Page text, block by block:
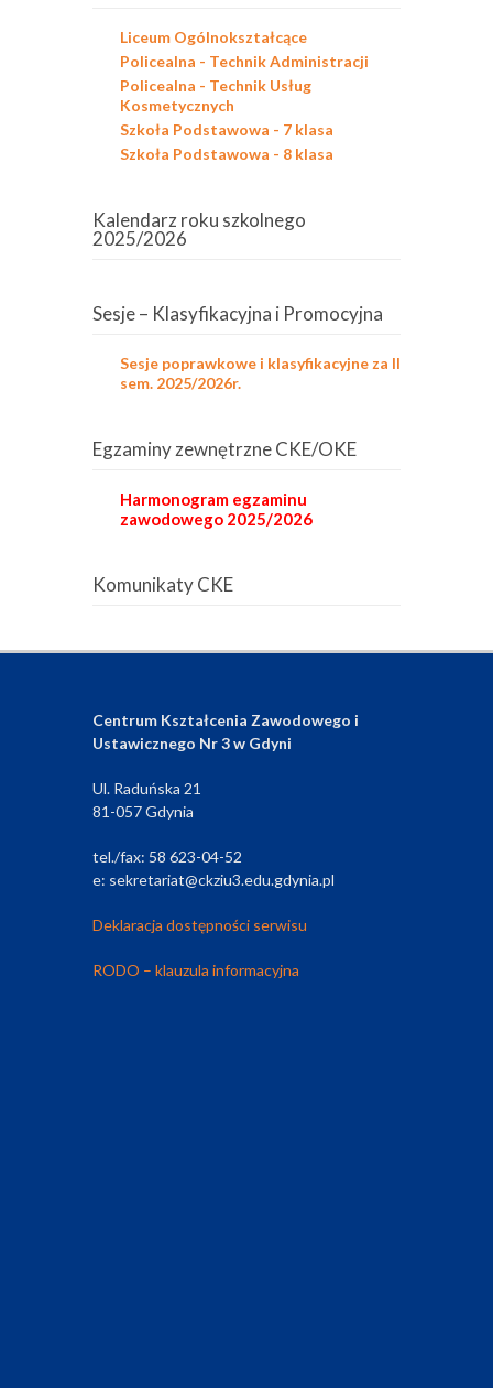
Liceum Ogólnokształcące
Policealna - Technik Administracji
Policealna - Technik Usług
Kosmetycznych
Szkoła Podstawowa - 7 klasa
Szkoła Podstawowa - 8 klasa
Kalendarz roku szkolnego
2025/2026
Sesje – Klasyfikacyjna i Promocyjna
Sesje poprawkowe i klasyfikacyjne za II
sem. 2025/2026r.
Egzaminy zewnętrzne CKE/OKE
Harmonogram egzaminu
zawodowego 2025/2026
Komunikaty CKE
Centrum Kształcenia Zawodowego i
Ustawicznego Nr 3 w Gdyni
Ul. Raduńska 21
81-057 Gdynia
tel./fax: 58 623-04-52
e: sekretariat@ckziu3.edu.gdynia.pl
Deklaracja dostępności serwisu
RODO – klauzula informacyjna